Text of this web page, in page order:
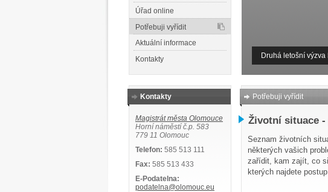
Úřad online
Potřebuji vyřídit
Aktuální informace
Kontakty
Druhá letošní
Kontakty
Magistrát města Olomouce
Horní náměstí č.p. 583
779 11 Olomouc
Telefon: 585 513 111
Fax: 585 513 433
E-Podatelna:
podatelna@olomouc.eu
Potřebuji vyřídit
Životní situace
Seznam životních
některých vašich
zařídit, kam zajít, co
kterých najdete